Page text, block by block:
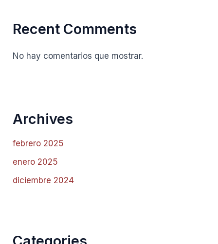
Recent Comments
No hay comentarios que mostrar.
Archives
febrero 2025
enero 2025
diciembre 2024